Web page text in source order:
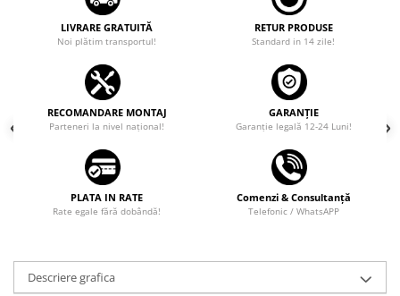
LIVRARE GRATUITĂ
Noi plătim transportul!
RETUR PRODUSE
Standard in 14 zile!
RECOMANDARE MONTAJ
Parteneri la nivel național!
GARANȚIE
Garanţie legală 12-24 Luni!
PLATA IN RATE
Rate egale fără dobândă!
Comenzi & Consultanță
Telefonic / WhatsAPP
Descriere grafica